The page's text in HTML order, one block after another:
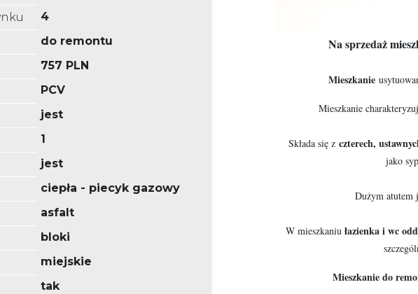
4
do remontu
757 PLN
PCV
jest
1
jest
ciepła - piecyk gazowy
asfalt
bloki
miejskie
tak
Na sprzedaż
Mieszkanie
Mieszkanie
Składa się z czterech,
jako
Dużym atutem
W mieszkaniu łazienka i wc
Mieszkanie do